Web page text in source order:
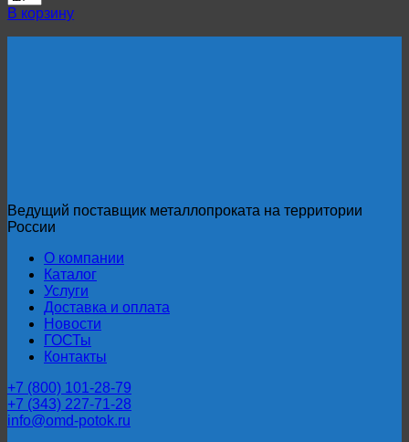
Проволока
нержавеющая
ф
В корзину
Ведущий поставщик металлопроката на территории
России
О компании
Каталог
Услуги
Доставка и оплата
Новости
ГОСТы
Контакты
+7 (800) 101-28-79
+7 (343) 227-71-28
info@omd-potok.ru